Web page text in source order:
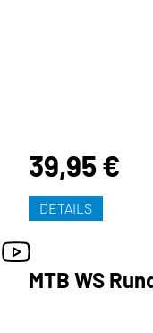
39,95 €
DETAILS
MTB WS